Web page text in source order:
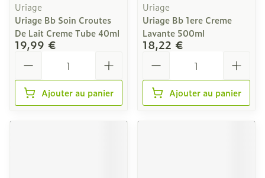
Uriage
Uriage Bb Soin Croutes
De Lait Creme Tube 40ml
19,99 €
Ajouter au panier
Uriage
Uriage Bb 1ere Creme
Lavante 500ml
18,22 €
Ajouter au panier